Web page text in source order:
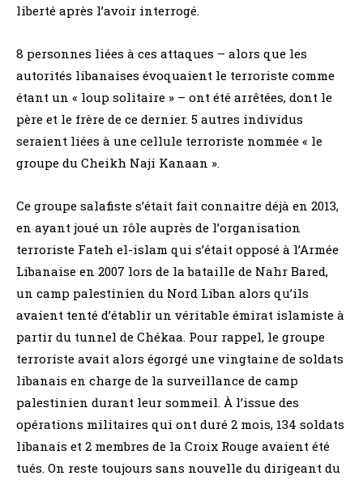
liberté après l’avoir interrogé.
8 personnes liées à ces attaques – alors que les
autorités libanaises évoquaient le terroriste comme
étant un « loup solitaire » – ont été arrêtées, dont le
père et le frère de ce dernier. 5 autres individus
seraient liées à une cellule terroriste nommée « le
groupe du Cheikh Naji Kanaan ».
Ce groupe salafiste s’était fait connaitre déjà en 2013,
en ayant joué un rôle auprès de l’organisation
terroriste Fateh el-islam qui s’était opposé à l’Armée
Libanaise en 2007 lors de la bataille de Nahr Bared,
un camp palestinien du Nord Liban alors qu’ils
avaient tenté d’établir un véritable émirat islamiste à
partir du tunnel de Chékaa. Pour rappel, le groupe
terroriste avait alors égorgé une vingtaine de soldats
libanais en charge de la surveillance de camp
palestinien durant leur sommeil. À l’issue des
opérations militaires qui ont duré 2 mois, 134 soldats
libanais et 2 membres de la Croix Rouge avaient été
tués. On reste toujours sans nouvelle du dirigeant du